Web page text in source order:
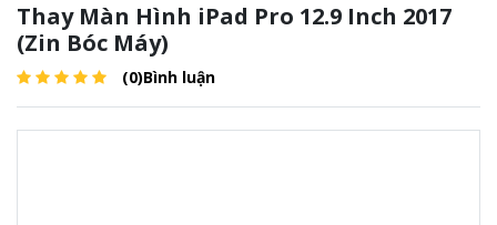
Thay Màn Hình iPad Pro 12.9 Inch 2017
(Zin Bóc Máy)
(0)Bình luận